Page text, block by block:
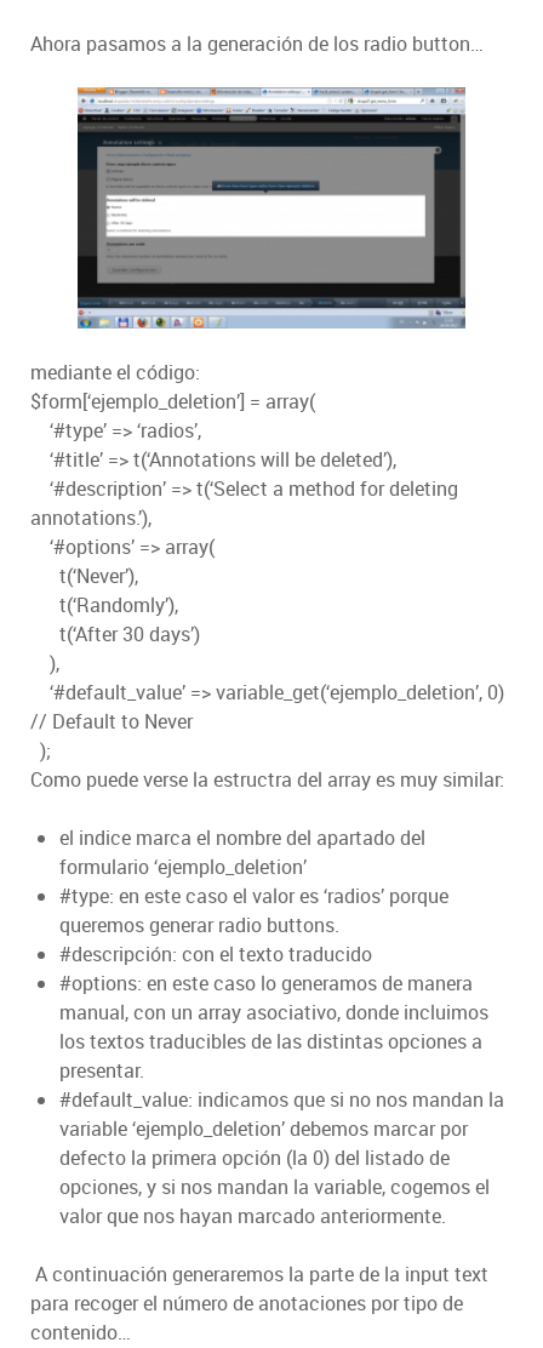
Ahora pasamos a la generación de los radio button…
mediante el código:
$form[‘ejemplo_deletion’] = array(
‘#type’ => ‘radios’,
‘#title’ => t(‘Annotations will be deleted’),
‘#description’ => t(‘Select a method for deleting
annotations.’),
‘#options’ => array(
t(‘Never’),
t(‘Randomly’),
t(‘After 30 days’)
),
‘#default_value’ => variable_get(‘ejemplo_deletion’, 0)
// Default to Never
);
Como puede verse la estructra del array es muy similar:
el indice marca el nombre del apartado del
formulario ‘ejemplo_deletion’
#type: en este caso el valor es ‘radios’ porque
queremos generar radio buttons.
#descripción: con el texto traducido
#options: en este caso lo generamos de manera
manual, con un array asociativo, donde incluimos
los textos traducibles de las distintas opciones a
presentar.
#default_value: indicamos que si no nos mandan la
variable ‘ejemplo_deletion’ debemos marcar por
defecto la primera opción (la 0) del listado de
opciones, y si nos mandan la variable, cogemos el
valor que nos hayan marcado anteriormente.
A continuación generaremos la parte de la input text
para recoger el número de anotaciones por tipo de
contenido…